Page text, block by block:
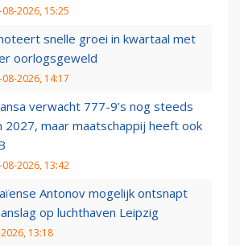
08-2026, 15:25
snelle groei in kwartaal met
oorlogsgeweld
08-2026, 14:17
verwacht 777-9’s nog steeds
2027, maar maatschappij heeft ook
08-2026, 13:42
Antonov mogelijk ontsnapt
op luchthaven Leipzig
13:18